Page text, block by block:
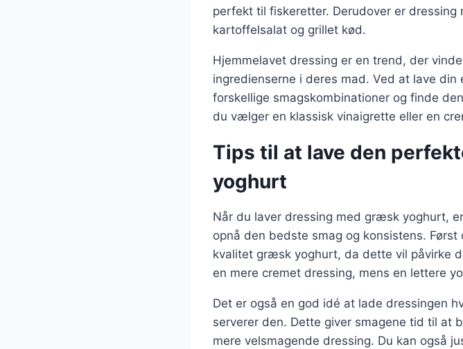
perfekt til fiskeretter. Derudover er
kartoffelsalat og grillet kød.
Hjemmelavet dressing er en trend, der
ingredienserne i deres mad. Ved at lave
forskellige smagskombinationer og finde
du vælger en klassisk vinaigrette eller en
Tips til at lave den
yoghurt
Når du laver dressing med græsk yoghurt,
opnå den bedste smag og konsistens.
kvalitet græsk yoghurt, da dette vil påvirke
en mere cremet dressing, mens en lettere
Det er også en god idé at lade dressingen
serverer den. Dette giver smagene tid til at
mere velsmagende dressing. Du kan også